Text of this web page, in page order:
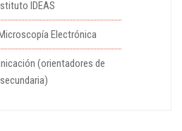
IDEAS
Electrónica
(orientadores de
secundaria)